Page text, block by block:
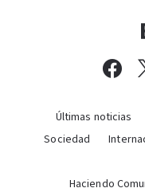
Últimas noticias
Sociedad
Haciendo